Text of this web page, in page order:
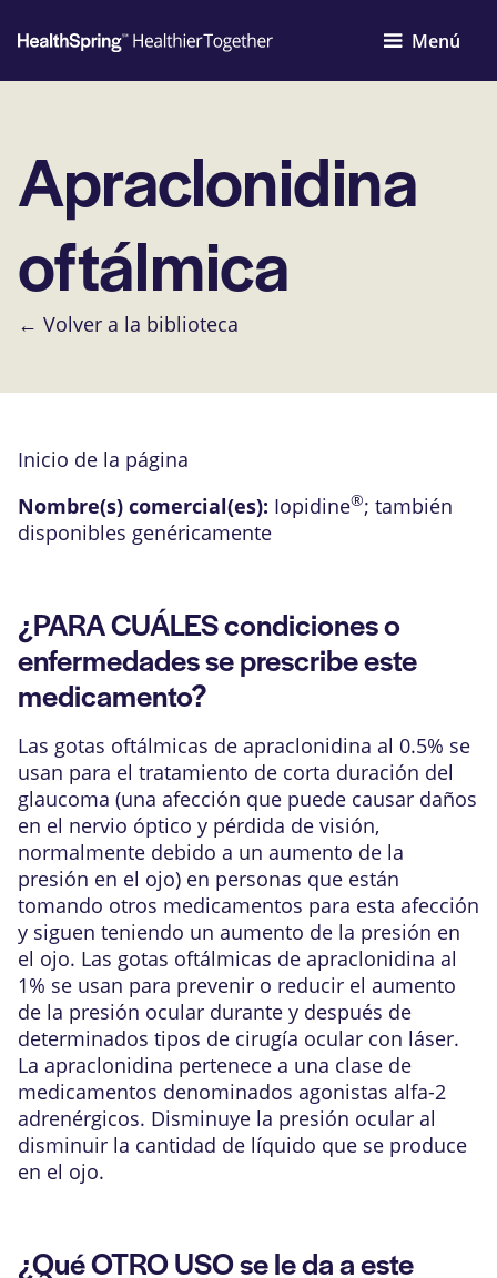
Menú
Apraclonidina
oftálmica
← Volver a la biblioteca
Inicio de la página
Nombre(s) comercial(es): Iopidine®; también
disponibles genéricamente
¿PARA CUÁLES condiciones o
enfermedades se prescribe este
medicamento?
Las gotas oftálmicas de apraclonidina al 0.5% se
usan para el tratamiento de corta duración del
glaucoma (una afección que puede causar daños
en el nervio óptico y pérdida de visión,
normalmente debido a un aumento de la
presión en el ojo) en personas que están
tomando otros medicamentos para esta afección
y siguen teniendo un aumento de la presión en
el ojo. Las gotas oftálmicas de apraclonidina al
1% se usan para prevenir o reducir el aumento
de la presión ocular durante y después de
determinados tipos de cirugía ocular con láser.
La apraclonidina pertenece a una clase de
medicamentos denominados agonistas alfa-2
adrenérgicos. Disminuye la presión ocular al
disminuir la cantidad de líquido que se produce
en el ojo.
¿Qué OTRO USO se le da a este